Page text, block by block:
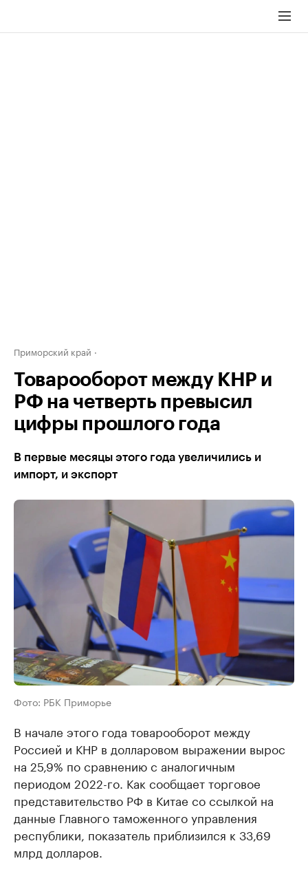
Приморский край
Товарооборот между КНР и
РФ на четверть превысил
цифры прошлого года
В первые месяцы этого года увеличились и
импорт, и экспорт
Фото: РБК Приморье
В начале этого года товарооборот между
Россией и КНР в долларовом выражении вырос
на 25,9% по сравнению с аналогичным
периодом 2022-го. Как сообщает торговое
представительство РФ в Китае со ссылкой на
данные Главного таможенного управления
республики, показатель приблизился к 33,69
млрд долларов.